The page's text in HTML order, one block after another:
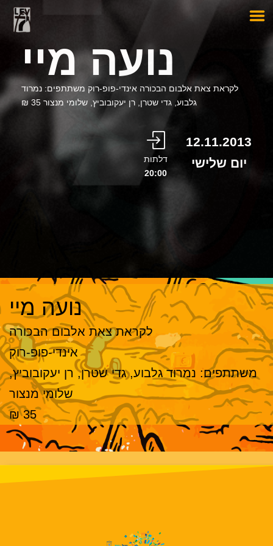
נועה מיי
לקראת צאת אלבום הבכורה אינדי-פופ-רוק משתתפים: נמרוד
גלבוע, גדי שטרן, רן יעקובוביץ, שלומי מנצור 35 ₪
12.11.2013
יום שלישי
דלתות
20:00
נועה מיי
לקראת צאת אלבום הבכורה
אינדי-פופ-רוק
משתתפים: נמרוד גלבוע, גדי שטרן, רן יעקובוביץ,
שלומי מנצור
35 ₪